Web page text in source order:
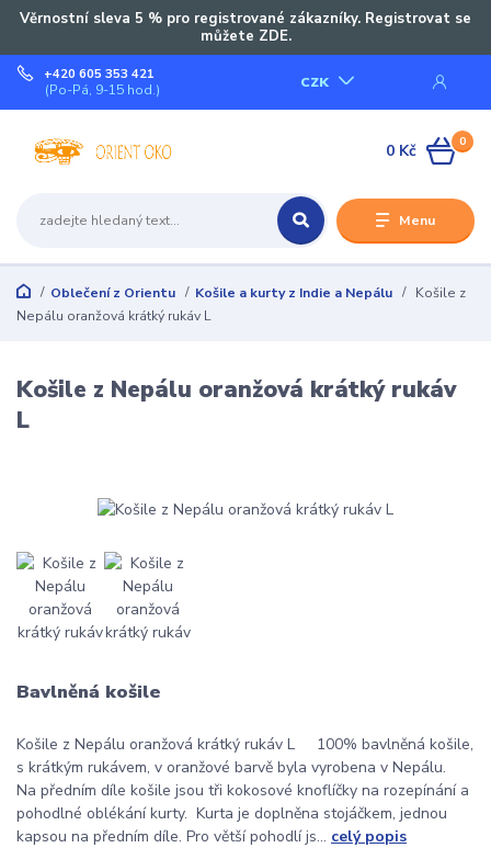
Věrnostní sleva 5 % pro registrované zákazníky. Registrovat se
můžete ZDE.
Menu
CZK
+420 605 353 421
(Po-Pá, 9-15 hod.)
0
0 Kč
Oblečení z Orientu Košile a kurty z Indie a Nepálu
Košile z
Nepálu oranžová krátký rukáv L
Košile z Nepálu oranžová krátký rukáv
L
Bavlněná košile
Košile z Nepálu oranžová krátký rukáv L 100% bavlněná košile,
s krátkým rukávem, v oranžové barvě byla vyrobena v Nepálu.
Na předním díle košile jsou tři kokosové knoflíčky na rozepínání a
pohodlné oblékání kurty. Kurta je doplněna stojáčkem, jednou
kapsou na předním díle. Pro větší pohodlí js... celý popis